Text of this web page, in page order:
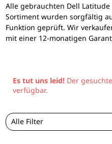
Alle gebrauchten Dell
Sortiment wurden sorgfältig
Funktion geprüft. Wir
mit einer 12-monatigen
Es tut uns leid!Der
verfügbar.
Alle Filter